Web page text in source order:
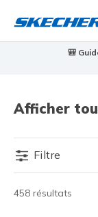
🎒
Afficher
Filtre
458 résultats